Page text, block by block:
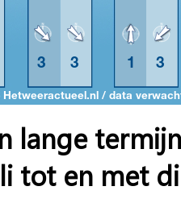
lange termijn
tot en met